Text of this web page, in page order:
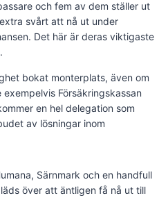
och fem av dem ställer ut
svårt att nå ut under
Det här är deras viktigaste
bokat monterplats, även om
Försäkringskassan
en hel delegation som
av lösningar inom
Särnmark och en handfull
över att äntligen få nå ut till